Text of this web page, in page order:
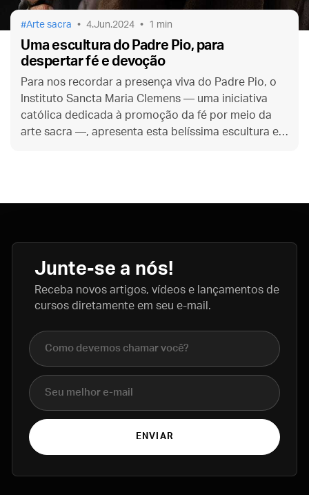
Arte sacra 4.Jun.2024 1 min
Uma escultura do Padre Pio, para
despertar fé e devoção
Para nos recordar a presença viva do Padre Pio, o
Instituto Sancta Maria Clemens — uma iniciativa
católica dedicada à promoção da fé por meio da
arte sacra —, apresenta esta belíssima escultura em
Junte-se a nós!
Receba novos artigos, vídeos e lançamentos de
cursos diretamente em seu e-mail.
Nome completo
E-mail
ENVIAR